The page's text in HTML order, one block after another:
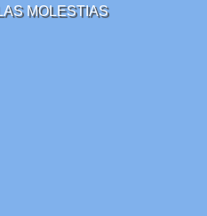
MOLESTIAS